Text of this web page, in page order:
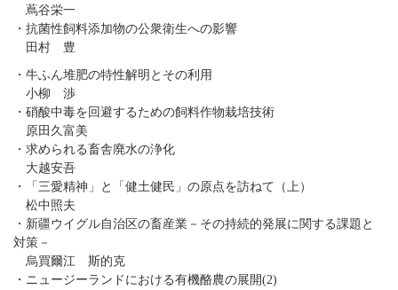
蔦谷栄一
・抗菌性飼料添加物の公衆衛生への影響
田村 豊
・牛ふん堆肥の特性解明とその利用
小柳 渉
・硝酸中毒を回避するための飼料作物栽培技術
原田久富美
・求められる畜舎廃水の浄化
大越安吾
・「三愛精神」と「健土健民」の原点を訪ねて（上）
松中照夫
・新疆ウイグル自治区の畜産業－その持続的発展に関する課題と
対策－
烏買爾江 斯的克
・ニュージーランドにおける有機酪農の展開(2)